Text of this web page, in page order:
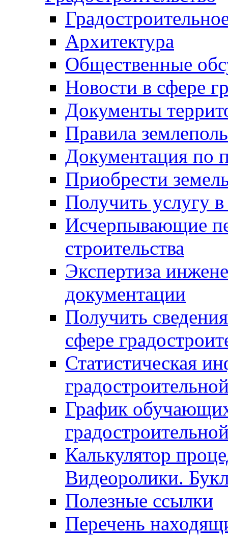
Архитектура
Общественные
Новости в сфере
Документы
Правила
Документация по
Приобрести
Получить услугу в
Исчерпывающие
строительства
Экспертиза
документации
Получить
сфере
Статистическая
График
Калькулятор
Видеоролики.
Полезные ссылки
Перечень